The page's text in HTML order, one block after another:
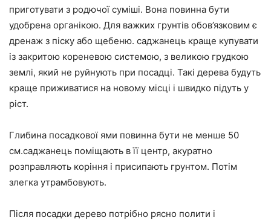
приготувати з родючої суміші. Вона повинна бути
удобрена органікою. Для важких грунтів обов’язковим є
дренаж з піску або щебеню. саджанець краще купувати
із закритою кореневою системою, з великою грудкою
землі, який не руйнують при посадці. Такі дерева будуть
краще приживатися на новому місці і швидко підуть у
ріст.
Глибина посадкової ями повинна бути не менше 50
см.саджанець поміщають в її центр, акуратно
розправляють коріння і присипають грунтом. Потім
злегка утрамбовують.
Після посадки дерево потрібно рясно полити і